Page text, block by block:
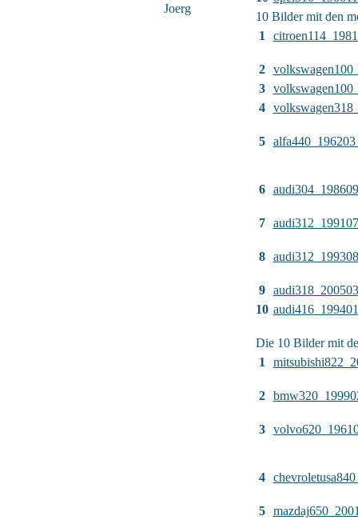
Joerg
10 Bilder mit den
1
2
3
4
5
6
7
8
9
10
Die 10 Bilder mit
1
2
3
4
5